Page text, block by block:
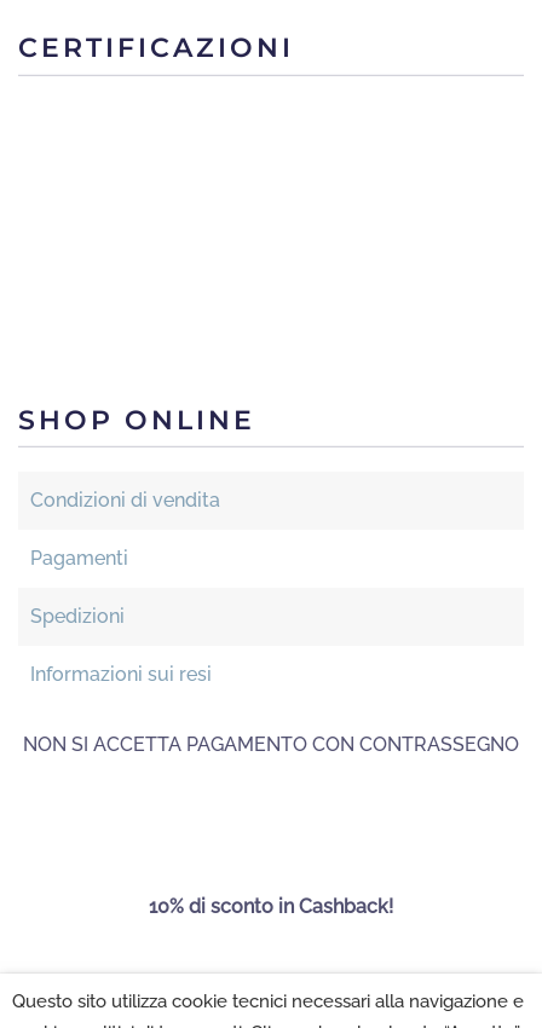
CERTIFICAZIONI
SHOP ONLINE
Condizioni di vendita
Pagamenti
Spedizioni
Informazioni sui resi
NON SI ACCETTA PAGAMENTO CON CONTRASSEGNO
10% di sconto in Cashback!
Maison Folies SRL 2022 - P.IVA 02222350502 -Privacy
Questo sito utilizza cookie tecnici necessari alla navigazione e